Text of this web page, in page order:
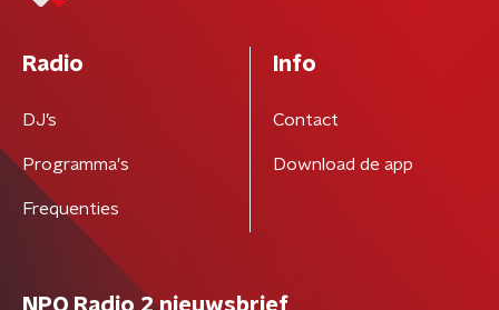
Radio
DJ’s
Programma's
Frequenties
Info
Contact
Download de app